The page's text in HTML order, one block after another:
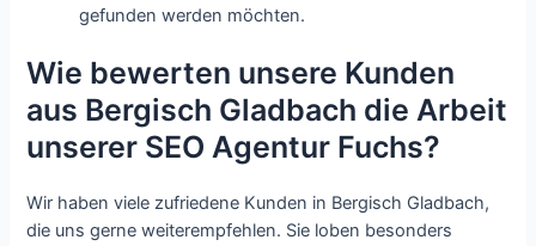
gefunden werden möchten.
Wie bewerten unsere Kunden
aus Bergisch Gladbach die Arbeit
unserer SEO Agentur Fuchs?
Wir haben viele zufriedene Kunden in Bergisch Gladbach,
die uns gerne weiterempfehlen. Sie loben besonders